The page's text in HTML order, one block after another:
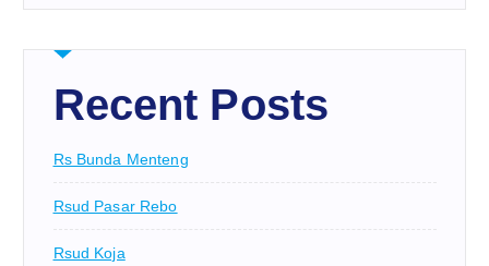
Recent Posts
Rs Bunda Menteng
Rsud Pasar Rebo
Rsud Koja